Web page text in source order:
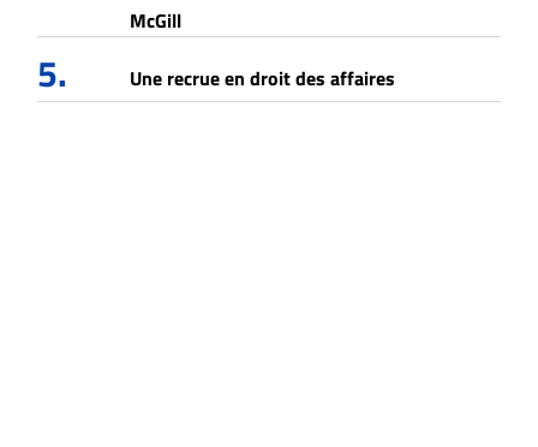
McGill
5. Une recrue en droit des affaires